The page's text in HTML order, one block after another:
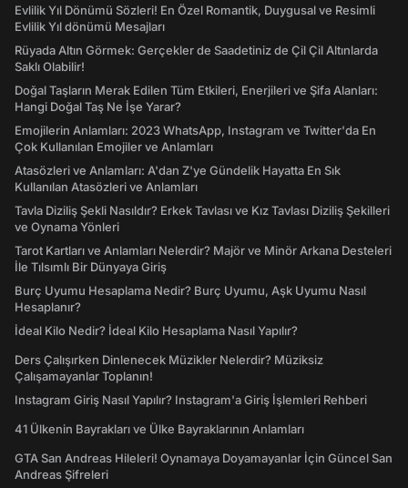
Evlilik Yıl Dönümü Sözleri! En Özel Romantik, Duygusal ve Resimli
Evlilik Yıl dönümü Mesajları
Rüyada Altın Görmek: Gerçekler de Saadetiniz de Çil Çil Altınlarda
Saklı Olabilir!
Doğal Taşların Merak Edilen Tüm Etkileri, Enerjileri ve Şifa Alanları:
Hangi Doğal Taş Ne İşe Yarar?
Emojilerin Anlamları: 2023 WhatsApp, Instagram ve Twitter'da En
Çok Kullanılan Emojiler ve Anlamları
Atasözleri ve Anlamları: A'dan Z'ye Gündelik Hayatta En Sık
Kullanılan Atasözleri ve Anlamları
Tavla Diziliş Şekli Nasıldır? Erkek Tavlası ve Kız Tavlası Diziliş Şekilleri
ve Oynama Yönleri
Tarot Kartları ve Anlamları Nelerdir? Majör ve Minör Arkana Desteleri
İle Tılsımlı Bir Dünyaya Giriş
Burç Uyumu Hesaplama Nedir? Burç Uyumu, Aşk Uyumu Nasıl
Hesaplanır?
İdeal Kilo Nedir? İdeal Kilo Hesaplama Nasıl Yapılır?
Ders Çalışırken Dinlenecek Müzikler Nelerdir? Müziksiz
Çalışamayanlar Toplanın!
Instagram Giriş Nasıl Yapılır? Instagram'a Giriş İşlemleri Rehberi
41 Ülkenin Bayrakları ve Ülke Bayraklarının Anlamları
GTA San Andreas Hileleri! Oynamaya Doyamayanlar İçin Güncel San
Andreas Şifreleri